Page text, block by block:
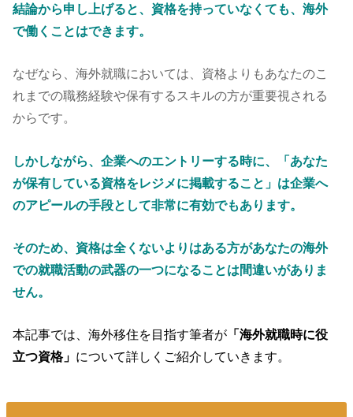
結論から申し上げると、資格を持っていなくても、海外
で働くことはできます。
なぜなら、海外就職においては、資格よりもあなたのこ
れまでの職務経験や保有するスキルの方が重要視される
からです。
しかしながら、企業へのエントリーする時に、「あなた
が保有している資格をレジメに掲載すること」は企業へ
のアピールの手段として非常に有効でもあります。
そのため、資格は全くないよりはある方があなたの海外
での就職活動の武器の一つになることは間違いがありま
せん。
本記事では、海外移住を目指す筆者が 「海外就職時に役
立つ資格」 について詳しくご紹介していきます。